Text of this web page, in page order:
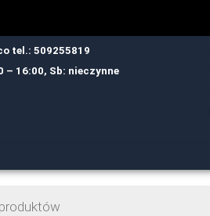
tel.: 509255819
– 16:00, Sb: nieczynne